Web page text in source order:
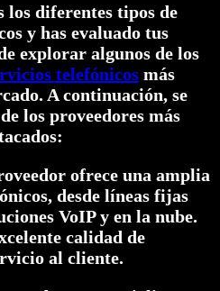
los diferentes tipos de
y has evaluado tus
explorar algunos de los
telefónicosmás
A continuación, se
los proveedores más
ofrece una amplia
desde líneas fijas
VoIP y en la nube.
calidad de
al cliente.